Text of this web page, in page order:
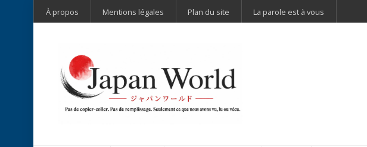
À propos Mentions légales Plan du site La parole est à vous